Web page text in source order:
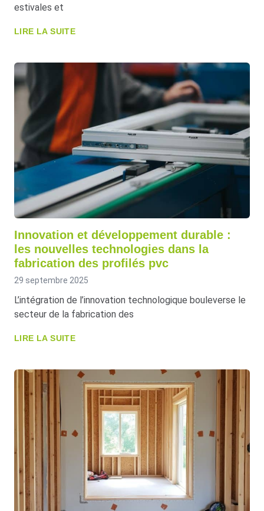
estivales et
LIRE LA SUITE
Innovation et développement durable :
les nouvelles technologies dans la
fabrication des profilés pvc
29 septembre 2025
L’intégration de l’innovation technologique bouleverse le
secteur de la fabrication des
LIRE LA SUITE